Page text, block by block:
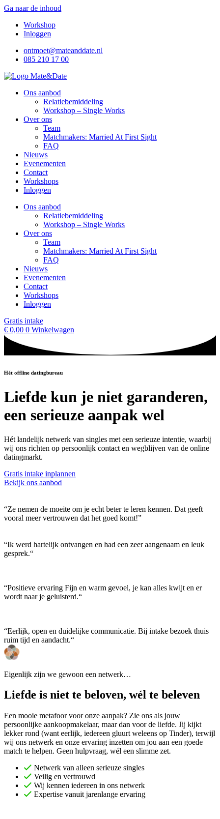
Ga naar de inhoud
Workshop
Inloggen
ontmoet@mateanddate.nl
085 210 17 00
Ons aanbod
Relatiebemiddeling
Workshop – Single Works
Over ons
Team
Matchmakers: Married At First Sight
FAQ
Nieuws
Evenementen
Contact
Workshops
Inloggen
Ons aanbod
Relatiebemiddeling
Workshop – Single Works
Over ons
Team
Matchmakers: Married At First Sight
FAQ
Nieuws
Evenementen
Contact
Workshops
Inloggen
Gratis intake
€ 0,00 0 Winkelwagen
Hét offline datingbureau
Liefde kun je niet garanderen,
een serieuze aanpak wel
Hét landelijk netwerk van singles met een serieuze intentie, waarbij
wij ons richten op persoonlijk contact en wegblijven van de online
datingmarkt.
Gratis intake inplannen
Bekijk ons aanbod
“Ze nemen de moeite om je echt beter te leren kennen. Dat geeft
vooral meer vertrouwen dat het goed komt!”
“Ik werd hartelijk ontvangen en had een zeer aangenaam en leuk
gesprek.“
“Positieve ervaring Fijn en warm gevoel, je kan alles kwijt en er
wordt naar je geluisterd.“
“Eerlijk, open en duidelijke communicatie. Bij intake bezoek thuis
ruim tijd en aandacht.“
Eigenlijk zijn we gewoon een netwerk…
Liefde is niet te beloven, wél te beleven
Een mooie metafoor voor onze aanpak? Zie ons als jouw
persoonlijke aankoopmakelaar, maar dan voor de liefde. Jij kijkt
lekker rond (want eerlijk, iedereen gluurt weleens op Tinder), terwijl
wij ons netwerk en onze ervaring inzetten om jou aan een goede
match te helpen. Geen hulpvraag, wél een slimme zet.
Netwerk van alleen serieuze singles
Veilig en vertrouwd
Wij kennen iedereen in ons netwerk
Expertise vanuit jarenlange ervaring